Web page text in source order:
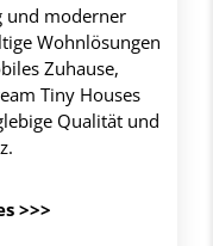
und moderner
Wohnlösungen
Zuhause,
Tiny Houses
Qualität und
>>>